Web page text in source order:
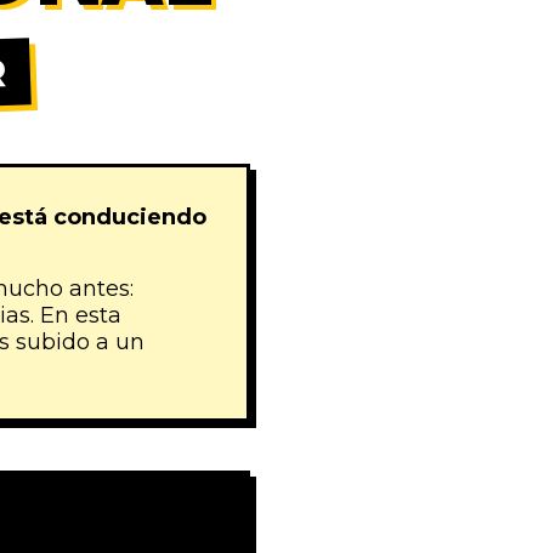
conduciendo
antes:
En esta
subido a un